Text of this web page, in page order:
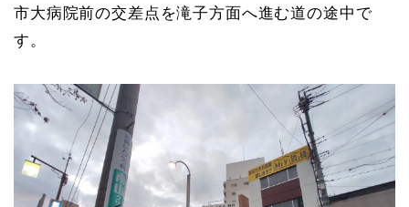
市大病院前の交差点を滝子方面へ進む道の途中で
す。